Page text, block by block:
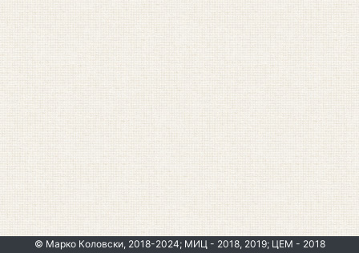
© Марко Коловски, 2018-2024; МИЦ - 2018, 2019; ЦЕМ - 2018